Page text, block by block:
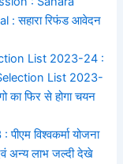
: सहारा रिफंड आवेदन
List 2023-24 :
List 2023-
का फिर से होगा चयन
विश्वकर्मा योजना
अन्य लाभ जल्दी देखे